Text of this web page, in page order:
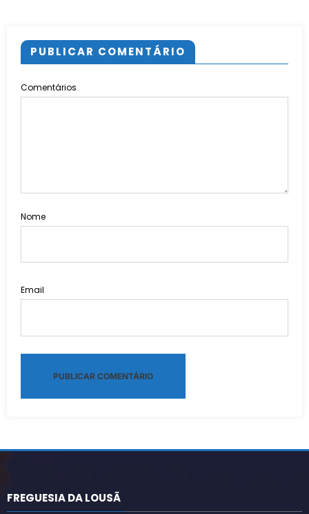
PUBLICAR COMENTÁRIO
Comentários
Nome
Email
FREGUESIA DA LOUSÃ